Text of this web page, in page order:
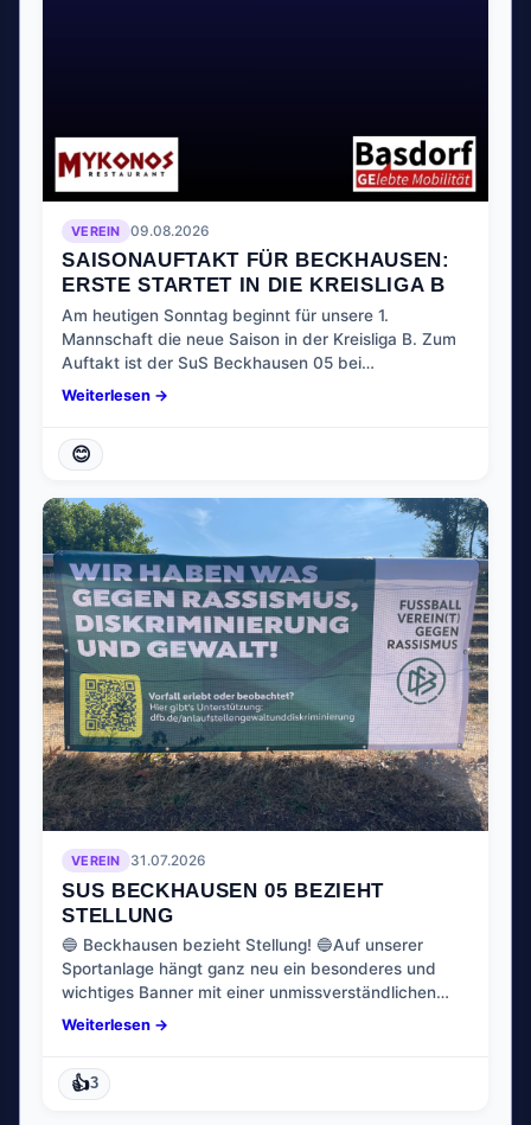
VEREIN 09.08.2026
SAISONAUFTAKT FÜR BECKHAUSEN:
ERSTE STARTET IN DIE KREISLIGA B
Am heutigen Sonntag beginnt für unsere 1.
Mannschaft die neue Saison in der Kreisliga B. Zum
Auftakt ist der SuS Beckhausen 05 bei…
Weiterlesen →
😊
VEREIN 31.07.2026
SUS BECKHAUSEN 05 BEZIEHT
STELLUNG
​🔵 Beckhausen bezieht Stellung! 🔵​Auf unserer
Sportanlage hängt ganz neu ein besonderes und
wichtiges Banner mit einer unmissverständlichen…
Weiterlesen →
👍3